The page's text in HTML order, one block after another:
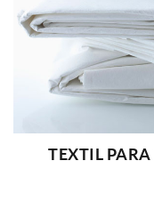
TEXTIL